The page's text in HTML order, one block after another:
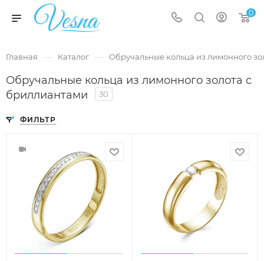
0
Главная — Каталог — Обручальные кольца из лимонного
Обручальные кольца из лимонного золота с
бриллиантами
30
ФИЛЬТР